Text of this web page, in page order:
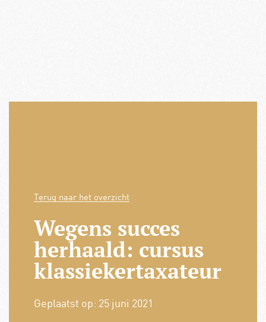
Terug naar het overzicht
Wegens succes
herhaald: cursus
klassiekertaxateur
Geplaatst op: 25 juni 2021